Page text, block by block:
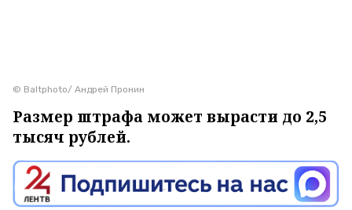
© Baltphoto/ Андрей Пронин
Размер штрафа может вырасти до 2,5
тысяч рублей.